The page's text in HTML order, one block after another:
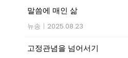
말씀에 매인 삶
뉴송 | 2025.08.23
고정관념을 넘어서기